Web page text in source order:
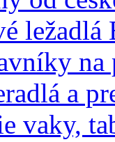
ležadlá
na
a
vaky,